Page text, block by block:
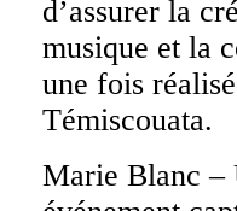
d’assurer la
musique et la
une fois
Témiscouata.
Marie Blanc –